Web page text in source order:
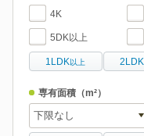
4K
5DK以上
1LDK 以上 2LDK
専有面積（m²）